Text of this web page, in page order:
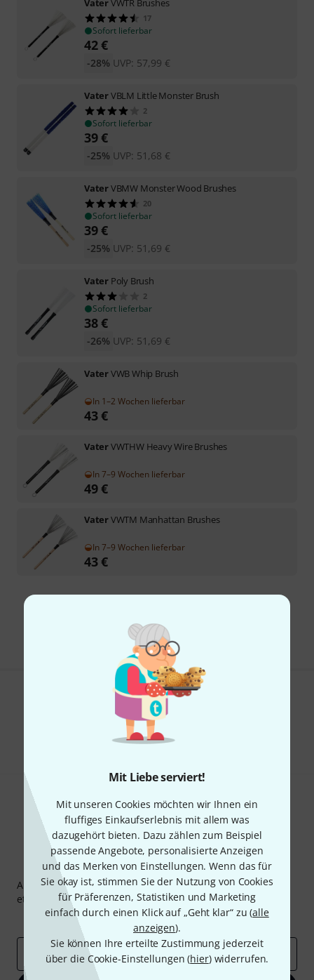
Mit Liebe serviert!
Mit unseren Cookies möchten wir Ihnen ein
fluffiges Einkaufserlebnis mit allem was
dazugehört bieten. Dazu zählen zum Beispiel
passende Angebote, personalisierte Anzeigen
und das Merken von Einstellungen. Wenn das für
Sie okay ist, stimmen Sie der Nutzung von Cookies
für Präferenzen, Statistiken und Marketing
einfach durch einen Klick auf „Geht klar“ zu (alle
anzeigen).
Sie können Ihre erteilte Zustimmung jederzeit
über die Cookie-Einstellungen (hier) widerrufen.
17
Sofort lieferbar
42€
UVP: 57,99 €
-28%
VaterVBLM Little Monster Brush
2
Sofort lieferbar
39€
UVP: 51,68 €
-25%
VaterVBMW Monster Wood Brushes
20
Sofort lieferbar
39€
UVP: 51,69 €
-25%
Vater Poly Brush
2
Sofort lieferbar
38€
UVP: 51,69 €
-26%
VaterVWB Whip Brush
In 1–2 Wochen lieferbar
43€
VaterVWTHW Heavy Wire Brushes
In 7–9 Wochen lieferbar
49€
VaterVWTM Manhattan Brushes
In 7–9 Wochen lieferbar
43€
Alle Preise inkl. MwSt.
Gefällt Ihnen, was Sie sehen?
Hilfe & Feedback
Thomann Newsletter
Abonniere den Thomann Newsletter und gewinne mit
etwas Glück einen von50 Gutscheinenüber jeweils
Inspirierende Beiträge
Deals Thomann Insights
E-Mail-Adresse*